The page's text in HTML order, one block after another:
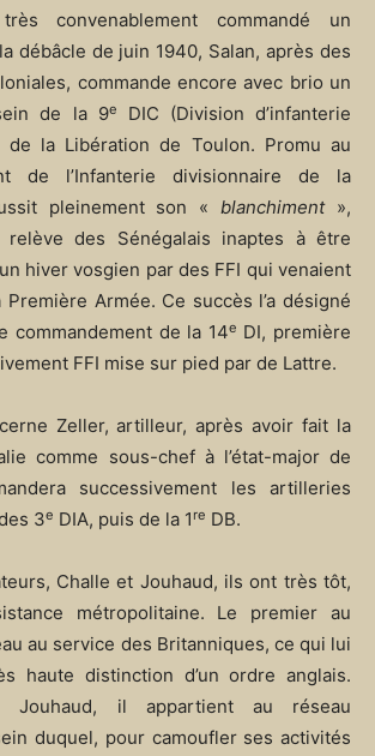
convenablement commandé un
débâcle de juin 1940, Salan, après des
commande encore avec brio un
de la 9e
DIC (Division d’infanterie
de la Libération de Toulon. Promu au
de l’Infanterie divisionnaire de la
pleinement son «blanchiment»,
relève des Sénégalais inaptes à être
hiver vosgien par des FFI qui venaient
Armée. Ce succès l’a désigné
commandement de la 14e DI, première
FFI mise sur pied par de Lattre.
Zeller, artilleur, après avoir fait la
comme sous-chef à l’état-major de
successivement les artilleries
3e DIA, puis de la 1re DB.
Challe et Jouhaud, ils ont très tôt,
métropolitaine. Le premier au
au service des Britanniques, ce qui lui
haute distinction d’un ordre anglais.
Jouhaud, il appartient au réseau
duquel, pour camoufler ses activités